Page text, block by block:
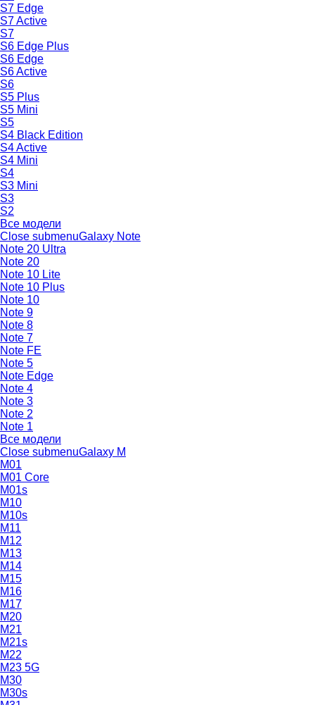
S7 Edge
S7 Active
S7
S6 Edge Plus
S6 Edge
S6 Active
S6
S5 Plus
S5 Mini
S5
S4 Black Edition
S4 Active
S4 Mini
S4
S3 Mini
S3
S2
Все модели
Close submenuGalaxy Note
Note 20 Ultra
Note 20
Note 10 Lite
Note 10 Plus
Note 10
Note 9
Note 8
Note 7
Note FE
Note 5
Note Edge
Note 4
Note 3
Note 2
Note 1
Все модели
Close submenuGalaxy M
M01
M01 Core
M01s
M10
M10s
M11
M12
M13
M14
M15
M16
M17
M20
M21
M21s
M22
M23 5G
M30
M30s